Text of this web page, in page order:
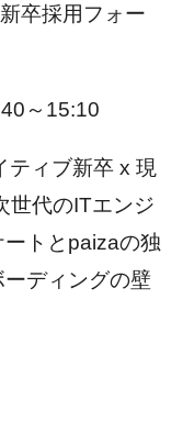
卒採用フォー
～15:10
ティブ新卒 x 現
世代のITエンジ
トとpaizaの独
ディングの壁